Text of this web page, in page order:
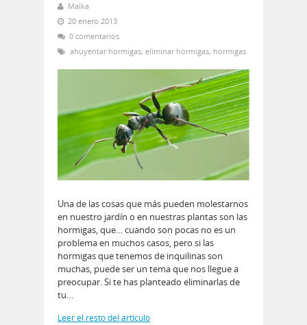
Maika
20 enero 2013
0 comentarios
ahuyentar hormigas, eliminar hormigas, hormigas
Una de las cosas que más pueden molestarnos
en nuestro jardín o en nuestras plantas son las
hormigas, que… cuando son pocas no es un
problema en muchos casos, pero si las
hormigas que tenemos de inquilinas son
muchas, puede ser un tema que nos llegue a
preocupar. Si te has planteado eliminarlas de
tu…
Leer el resto del artículo